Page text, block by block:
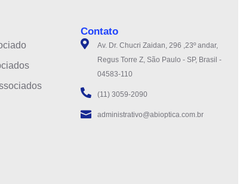
Contato
Av. Dr. Chucri Zaidan, 296 ,23º andar,
Regus Torre Z, São Paulo - SP, Brasil -
04583-110
(11) 3059-2090
administrativo@abioptica.com.br